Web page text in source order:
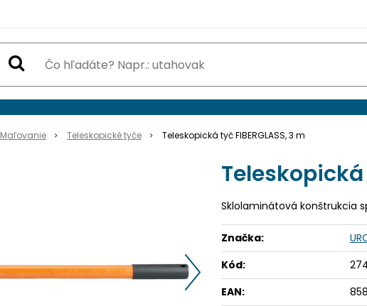
Maľovanie Teleskopické tyče Teleskopická tyč FIBERGLASS, 3 m
Teleskopická
Sklolaminátová konštrukcia
Značka:
Kód:
EAN: